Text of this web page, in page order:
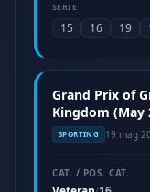
SERIE
15 16 19
Grand Prix of
Kingdom (May
SPORTING 19 mag
CAT. / POS. CAT.